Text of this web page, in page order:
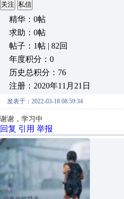
关注 私信
精华：0帖
求助：0帖
帖子：1帖 | 82回
年度积分：0
历史总积分：76
注册：2020年11月21日
发表于：2022-03-18 08:59:34
谢谢，学习中
回复 引用 举报